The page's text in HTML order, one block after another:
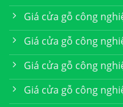
Giá cửa gỗ công
Giá cửa gỗ công
Giá cửa gỗ công
Giá cửa gỗ công